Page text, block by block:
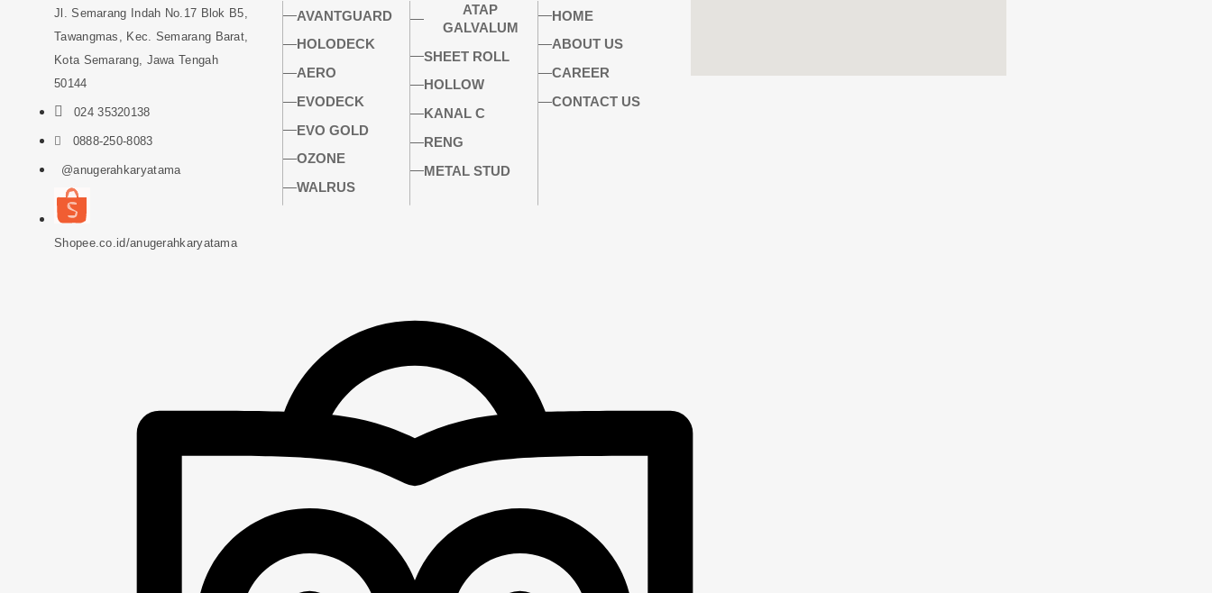
Jl. Semarang Indah No.17 Blok B5,
Tawangmas, Kec. Semarang Barat,
Kota Semarang, Jawa Tengah
50144
024 35320138
0888-250-8083
@anugerahkaryatama
Shopee.co.id/anugerahkaryatama
AVANTGUARD
HOLODECK
AERO
EVODECK
EVO GOLD
OZONE
WALRUS
ATAP
GALVALUM
SHEET ROLL
HOLLOW
KANAL C
RENG
METAL STUD
HOME
ABOUT US
CAREER
CONTACT US